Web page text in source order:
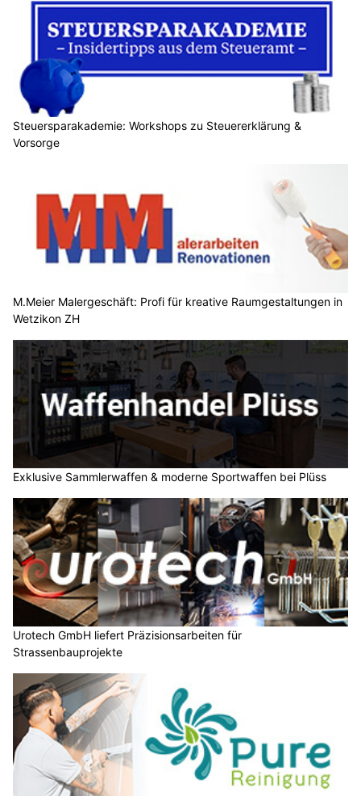
Steuersparakademie: Workshops zu Steuererklärung &
Vorsorge
M.Meier Malergeschäft: Profi für kreative Raumgestaltungen in
Wetzikon ZH
Exklusive Sammlerwaffen & moderne Sportwaffen bei Plüss
Urotech GmbH liefert Präzisionsarbeiten für
Strassenbauprojekte